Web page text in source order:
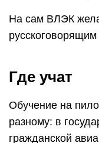
На сам ВЛЭК
Где учат
Обучение на
разному: в
гражданской